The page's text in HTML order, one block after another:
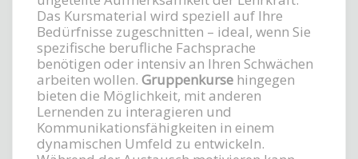
Das Kursmaterial wird speziell auf Ihre
Bedürfnisse zugeschnitten – ideal, wenn Sie
spezifische berufliche Fachsprache
benötigen oder intensiv an Ihren Schwächen
arbeiten wollen. Gruppenkurse hingegen
bieten die Möglichkeit, mit anderen
Lernenden zu interagieren und
Kommunikationsfähigkeiten in einem
dynamischen Umfeld zu entwickeln.